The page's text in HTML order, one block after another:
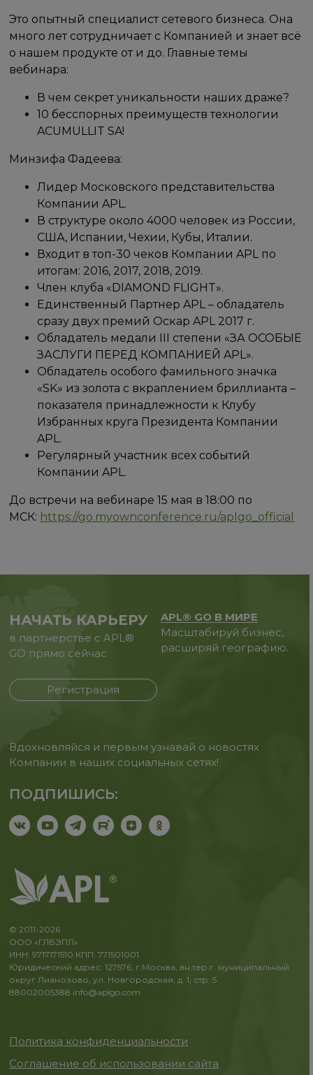
Это опытный специалист сетевого бизнеса. Она
много лет сотрудничает с Компанией и знает всё
о нашем продукте от и до. Главные темы
вебинара:
В чем секрет уникальности наших драже?
10 бесспорных преимуществ технологии
ACUMULLIT SA!
Минзифа Фадеева:
Лидер Московского представительства
Компании APL.
В структуре около 4000 человек из России,
США, Испании, Чехии, Кубы, Италии.
Входит в топ-30 чеков Компании APL по
итогам: 2016, 2017, 2018, 2019.
Член клуба «DIAMOND FLIGHT».
Единственный Партнер APL – обладатель
сразу двух премий Оскар APL 2017 г.
Обладатель медали III степени «ЗА ОСОБЫЕ
ЗАСЛУГИ ПЕРЕД КОМПАНИЕЙ APL».
Обладатель особого фамильного значка
«SK» из золота с вкраплением бриллианта –
показателя принадлежности к Клубу
Избранных круга Президента Компании
APL.
Регулярный участник всех событий
Компании APL.
До встречи на вебинаре 15 мая в 18:00 по
МСК: https://go.myownconference.ru/aplgo_official
НАЧАТЬ КАРЬЕРУ
в партнерстве с APL®
GO прямо сейчас
Регистрация
APL® GO В МИРЕ
Масштабируй бизнес,
расширяй географию.
Вдохновляйся и первым узнавай о новостях
Компании в наших социальных сетях!
ПОДПИШИСЬ:
© 2011-2026
ООО «ГЛБЭПЛ»
ИНН: 9717171510 КПП: 771501001
Юридический адрес: 127576, г.Москва, вн.тер.г. муниципальный
округ Лианозово, ул. Новгородская, д. 1, стр. 5
88002005388 info@aplgo.com
Политика конфиденциальности
Соглашение об использовании сайта